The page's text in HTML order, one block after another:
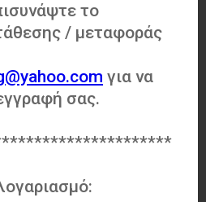
το
/ μεταφοράς
για να
σας.